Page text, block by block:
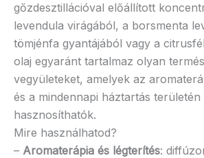
gőzdesztillációval előállított
levendula virágából, a borsmenta
tömjénfa gyantájából vagy a
olaj egyaránt tartalmaz olyan
vegyületeket, amelyek az
és a mindennapi háztartás területén
hasznosíthatók.
Mire használhatod?
– Aromaterápia és légterítés: